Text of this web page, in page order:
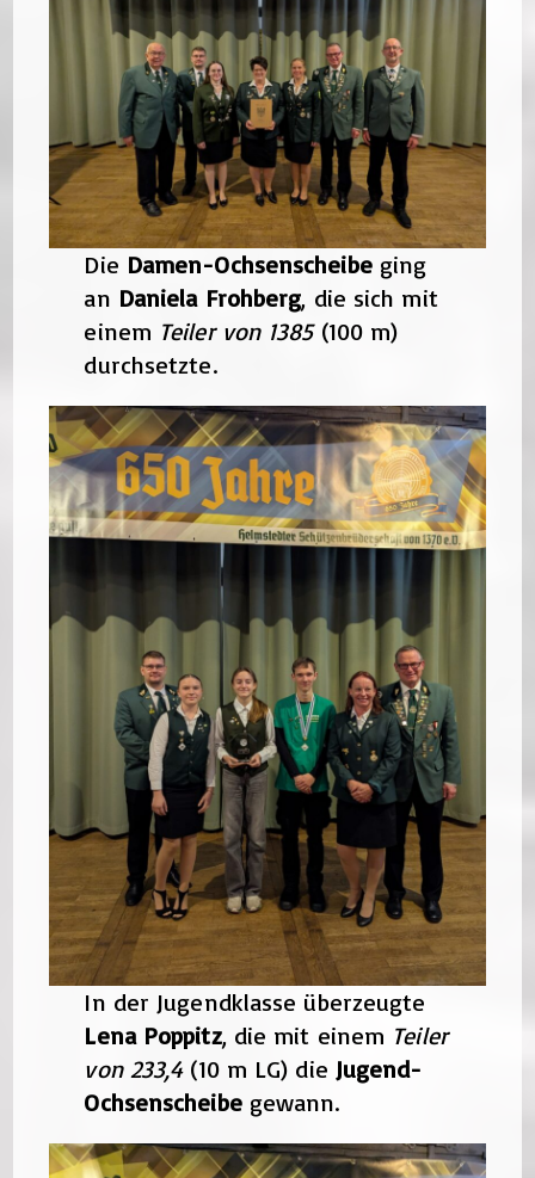
Die Damen-Ochsenscheibeging
an Daniela Frohberg, die sich mit
einem Teiler von 1385(100 m)
durchsetzte.
In der Jugendklasse überzeugte
Lena Poppitz, die mit einem Teiler
von 233,4(10 m LG) die Jugend-
Ochsenscheibegewann.